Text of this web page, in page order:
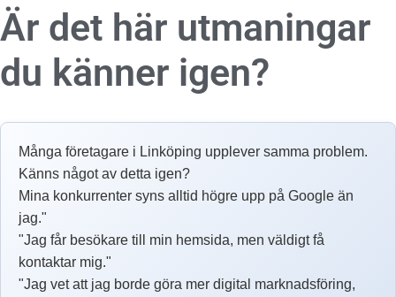
Är det här utmaningar
du känner igen?
Många företagare i Linköping upplever samma problem.
Känns något av detta igen?
Mina konkurrenter syns alltid högre upp på Google än
jag."
"Jag får besökare till min hemsida, men väldigt få
kontaktar mig."
"Jag vet att jag borde göra mer digital marknadsföring,